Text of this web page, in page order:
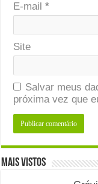
E-mail*
Site
Salvar meus
próxima vez que
Mais Vistos